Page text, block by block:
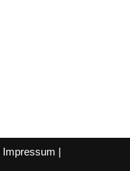
Impressum |